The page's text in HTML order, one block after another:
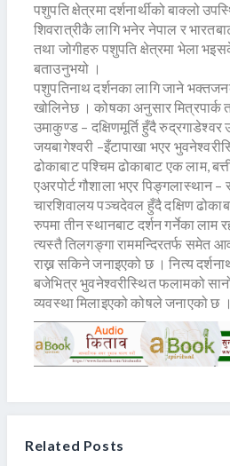
पशुपति क्षेत्रमा दर्शनार्थीको बाक्लो
शिवरात्रीकै लागि भनेर नेपाल र
तथा जोगीहरु पशुपति क्षेत्रमा भेला
बताउनुभयो ।
पशुपतिनाथ दर्शनका लागि जाने
खोलिनेछ । कोषका अनुसार मित्रपार्क
उमाकुण्ड – दक्षिणमूर्ति हुँदै रुद्रगाडेश्वर
जयबागेश्वरी –इँटापाखा भएर
ढोकाबाट पश्चिम ढोकाबाट एक लाम,
एअरपोर्ट गौशाला भएर पिङ्गलास्थान –
चारशिवालय पञ्चदेवल हुँदै दक्षिण
रुपमा तीन स्थानबाट दर्शन गर्नेका लाम
त्यस्तै तिलगङ्गा राममन्दिरतर्फ समेत
राख्न सकिने जनाइएको छ । नित्य
बजेभित्र भुवनेश्वरीस्थित फलामको
व्यवस्था मिलाइएको कोषले जनाएको छ ।
Related Posts